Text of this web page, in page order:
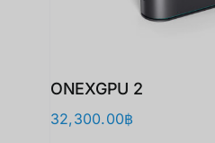
ONEXGPU 2
32,300.00฿